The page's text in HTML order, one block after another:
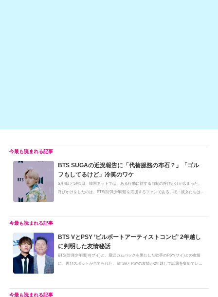
BTS SUGAの近況報告に「代替服務の布石？」「ゴル
フもしてるけど」冷笑のワケ
5月4日と5月5日、韓国ネットでは、ある行動に対する自制の呼びかけが広まった。
呼びかけをしたのは、BTS(防弾少年団)を応援するファンである。彼・彼女たちは...
BTS VとPSY ’ビルボートアーティストコンビ’ 2年越し
に判明した友情秘話
BTS(防弾少年団)V(ブイ)と、最近カムバックを果たした歌手のPSY(サイ)との友情
に、再びスポットが当てられた。 BTSVとPSYの友情が2年越しで話題を集めてい